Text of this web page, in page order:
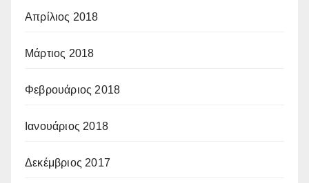
Απρίλιος 2018
Μάρτιος 2018
Φεβρουάριος 2018
Ιανουάριος 2018
Δεκέμβριος 2017